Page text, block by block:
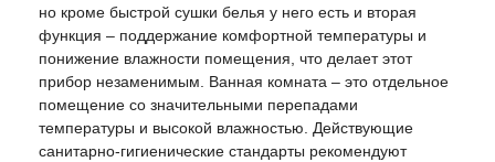
но кроме быстрой сушки белья у него есть и вторая
функция – поддержание комфортной температуры и
понижение влажности помещения, что делает этот
прибор незаменимым. Ванная комната – это отдельное
помещение со значительными перепадами
температуры и высокой влажностью. Действующие
санитарно-гигиенические стандарты рекомендуют